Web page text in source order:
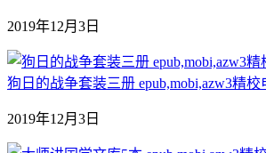
2019年12月3日
狗日的战争套装三册 epub,mobi,azw3精
2019年12月3日